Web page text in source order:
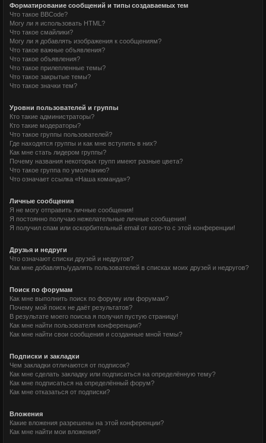
Форматирование сообщений и типы создаваемых тем
Что такое BBCode?
Могу ли я использовать HTML?
Что такое смайлики?
Могу ли я добавлять изображения к сообщениям?
Что такое важные объявления?
Что такое объявления?
Что такое прилепленные темы?
Что такое закрытые темы?
Что такое значки тем?
Уровни пользователей и группы
Кто такие администраторы?
Кто такие модераторы?
Что такое группы пользователей?
Где находятся группы и как мне вступить в них?
Как мне стать лидером группы?
Почему названия некоторых групп имеют разные цвета?
Что такое группа по умолчанию?
Что означает ссылка «Наша команда»?
Личные сообщения
Я не могу отправить личные сообщения!
Я постоянно получаю нежелательные личные сообщения!
Я получил спам или оскорбительный email от кого-то с этой конференции!
Друзья и недруги
Что означают списки друзей и недругов?
Как мне добавлять/удалять пользователей в списках моих друзей и недругов?
Поиск по форумам
Как мне выполнить поиск по форуму или форумам?
Почему мой поиск не даёт результатов?
В результате моего поиска я получил пустую страницу!
Как мне найти пользователя конференции?
Как мне найти свои сообщения и созданные мной темы?
Подписки и закладки
Чем закладки отличаются от подписок?
Как мне сделать закладку или подписаться на определённую тему?
Как мне подписаться на определённый форум?
Как мне отказаться от подписки?
Вложения
Какие вложения разрешены на этой конференции?
Как мне найти мои вложения?